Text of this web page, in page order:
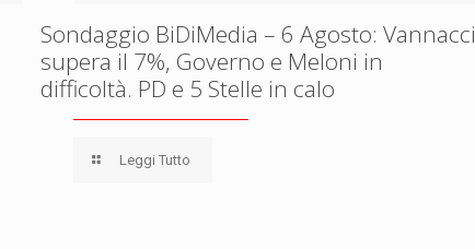
Sondaggio BiDiMedia – 6 Agosto: Vannacci
supera il 7%, Governo e Meloni in
difficoltà. PD e 5 Stelle in calo
Leggi Tutto